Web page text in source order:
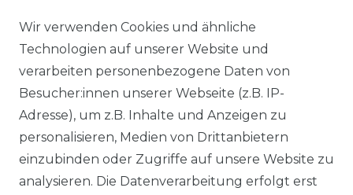
Wir verwenden Cookies und ähnliche
Technologien auf unserer Website und
verarbeiten personenbezogene Daten von
Besucher:innen unserer Webseite (z.B. IP-
Adresse), um z.B. Inhalte und Anzeigen zu
personalisieren, Medien von Drittanbietern
einzubinden oder Zugriffe auf unsere Website zu
analysieren. Die Datenverarbeitung erfolgt erst
© Copyright 2026 | Alle Rechte